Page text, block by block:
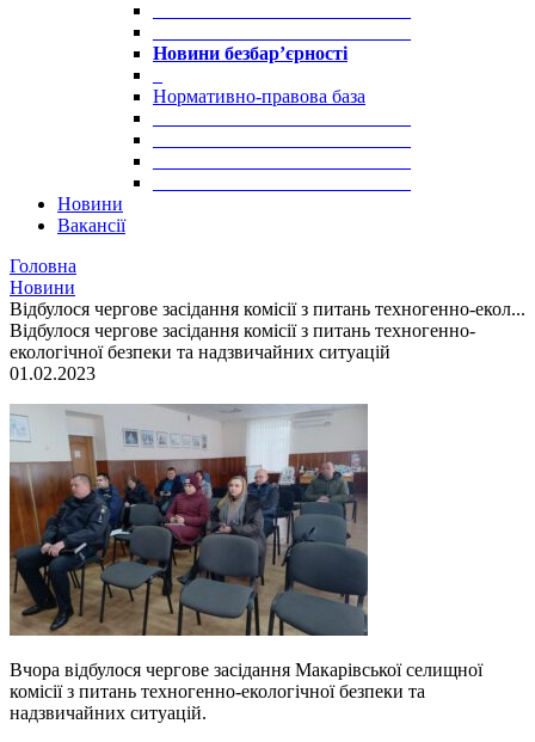
Новини безбар’єрності
Нормативно-правова база
Новини
Вакансії
Головна
Новини
Відбулося чергове засідання комісії з питань техногенно-екол...
Відбулося чергове засідання комісії з питань техногенно-
екологічної безпеки та надзвичайних ситуацій
01.02.2023
Вчора відбулося чергове засідання Макарівської селищної
комісії з питань техногенно-екологічної безпеки та
надзвичайних ситуацій.